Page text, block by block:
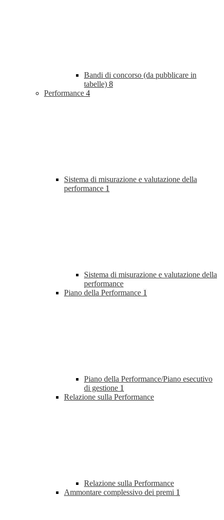
Bandi di concorso (da pubblicare in
tabelle) 8
Performance 4
Sistema di misurazione e valutazione della
performance 1
Sistema di misurazione e valutazione della
performance
Piano della Performance 1
Piano della Performance/Piano esecutivo
di gestione 1
Relazione sulla Performance
Relazione sulla Performance
Ammontare complessivo dei premi 1